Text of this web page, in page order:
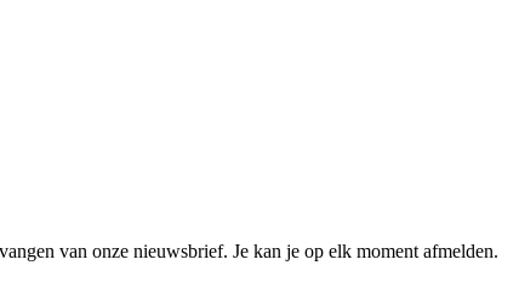
van onze nieuwsbrief. Je kan je op elk moment afmelden.